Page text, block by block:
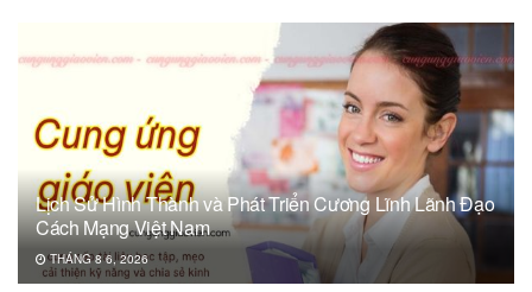
Lịch Sử Hình Thành và Phát Triển Cương Lĩnh Lãnh Đạo
Cách Mạng Việt Nam
THÁNG 8 6, 2026